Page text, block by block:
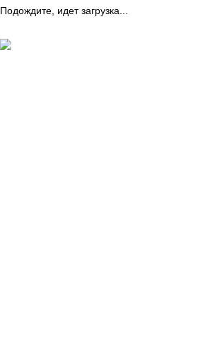
Подождите, идет загрузка...